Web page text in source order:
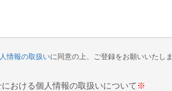
情報の取扱いに同意の上、ご登録をお願いいたしま
おける個人情報の取扱いについて ※